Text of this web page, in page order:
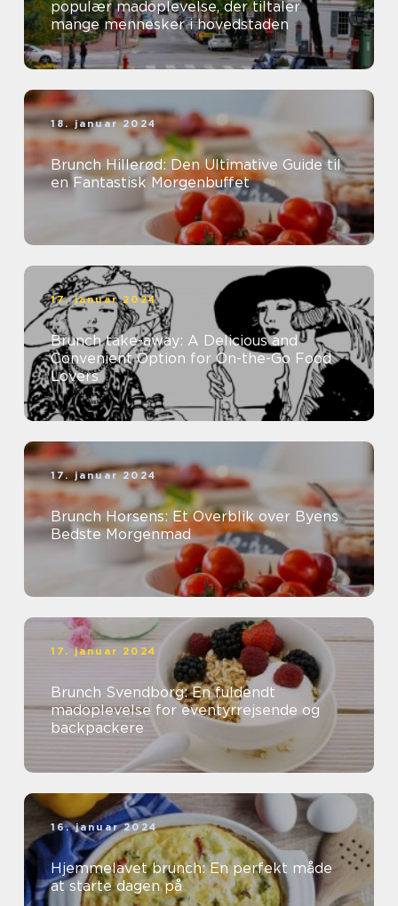
populær madoplevelse, der tiltaler
mange mennesker i hovedstaden
18. januar 2024
Brunch Hillerød: Den Ultimative Guide til
en Fantastisk Morgenbuffet
17. januar 2024
Brunch take-away: A Delicious and
Convenient Option for On-the-Go Food
Lovers
17. januar 2024
Brunch Horsens: Et Overblik over Byens
Bedste Morgenmad
17. januar 2024
Brunch Svendborg: En fuldendt
madoplevelse for eventyrrejsende og
backpackere
16. januar 2024
Hjemmelavet brunch: En perfekt måde
at starte dagen på